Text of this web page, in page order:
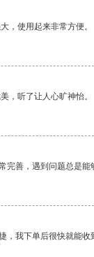
，使用起来非常方便。
，听了让人心旷神怡。
完善，遇到问题总是能
，我下单后很快就能收